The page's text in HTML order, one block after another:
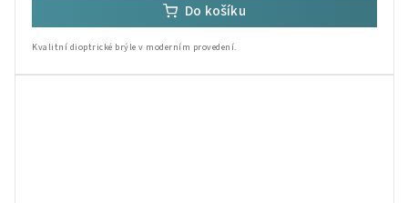
Do košíku